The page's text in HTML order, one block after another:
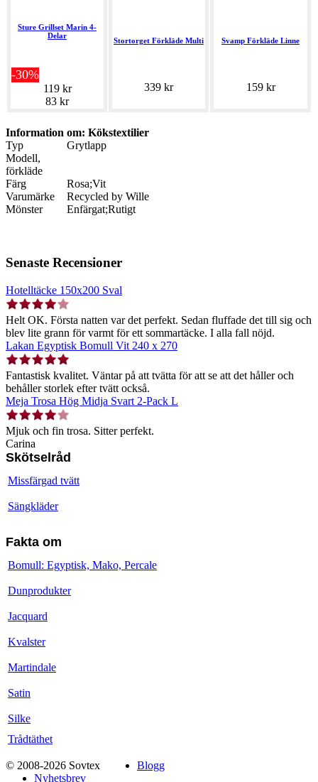
Sture Grillset Marin 4-
Delar
-30%
119 kr
83 kr
Stortorget Förkläde Multi
339 kr
Svamp Förkläde Linne
159 kr
Information om: Kökstextilier
Typ
Grytlapp
Modell,
förkläde
Färg
Rosa;Vit
Varumärke
Recycled by Wille
Mönster
Enfärgat;Rutigt
Senaste Recensioner
Hotelltäcke 150x200 Sval
Helt OK. Första natten var det perfekt. Sedan fluffade det till sig och
blev lite grann för varmt för ett sommartäcke. I alla fall nöjd.
Lakan Egyptisk Bomull Vit 240 x 270
Fantastisk kvalitet. Väntar på att tvätta för att se att det håller och
behåller storlek efter tvätt också.
Meja Trosa Hög Midja Svart 2-Pack L
Mjuk och fin trosa. Sitter perfekt.
Carina
Skötselråd
Missfärgad tvätt
Sängkläder
Fakta om
Bomull: Egyptisk, Mako, Percale
Dunprodukter
Jacquard
Kvalster
Martindale
Satin
Silke
Trådtäthet
© 2008-2026 Sovtex
Blogg
Nyhetsbrev